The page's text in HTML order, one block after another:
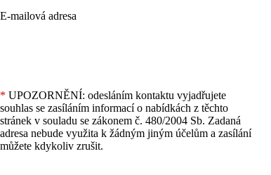
E-mailová adresa
* UPOZORNĚNÍ: odesláním kontaktu vyjadřujete
souhlas se zasíláním informací o nabídkách z těchto
stránek v souladu se zákonem č. 480/2004 Sb. Zadaná
adresa nebude využita k žádným jiným účelům a zasílání
můžete kdykoliv zrušit.